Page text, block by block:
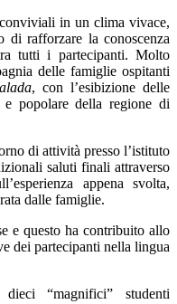
in un clima vivace,
di rafforzare la conoscenza
tutti i partecipanti. Molto
delle famiglie ospitanti
, con l’esibizione delle
popolare della regione di
di attività presso l’istituto
saluti finali attraverso
appena svolta,
dalle famiglie.
e questo ha contribuito allo
dei partecipanti nella lingua
dieci “magnifici” studenti